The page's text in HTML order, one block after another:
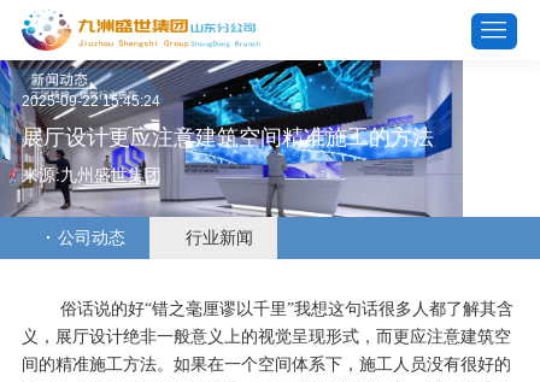
2025-09-22 15:45:24
展厅设计更应注意建筑空间精准施工的方法
来源:九州盛世集团
公司动态 行业新闻
俗话说的好“错之毫厘谬以千里”我想这句话很多人都了解其含
义，展厅设计绝非一般意义上的视觉呈现形式，而更应注意建筑空
间的精准施工方法。如果在一个空间体系下，施工人员没有很好的